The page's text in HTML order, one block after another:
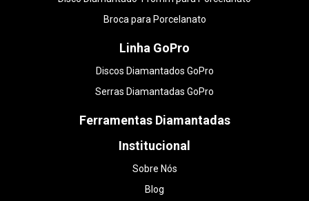
Broca para Porcelanato
Linha GoPro
Discos Diamantados GoPro
Serras Diamantadas GoPro
Ferramentas Diamantadas
Institucional
Sobre Nós
Blog